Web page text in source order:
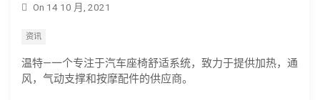
On 14 10 月, 2021
资讯
温特—一个专注于汽车座椅舒适系统，致力于提供加热，通
风，气动支撑和按摩配件的供应商。